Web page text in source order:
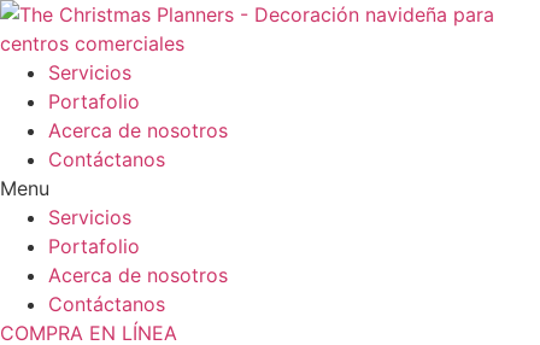
Ir
al
contenidoServicios
Portafolio
Acerca de nosotros
Contáctanos
Menu
Servicios
Portafolio
Acerca de nosotros
Contáctanos
COMPRA EN LÍNEA